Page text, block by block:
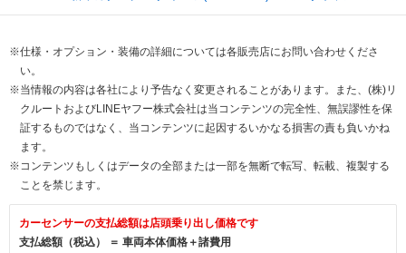
※仕様・オプション・装備の詳細については各販売店にお問い合わせくださ
い。
※当情報の内容は各社により予告なく変更されることがあります。また、(株)リ
クルートおよびLINEヤフー株式会社は当コンテンツの完全性、無誤謬性を保
証するものではなく、当コンテンツに起因するいかなる損害の責も負いかね
ます。
※コンテンツもしくはデータの全部または一部を無断で転写、転載、複製する
ことを禁じます。
カーセンサーの支払総額は店頭乗り出し価格です
支払総額（税込） ＝ 車両本体価格＋諸費用